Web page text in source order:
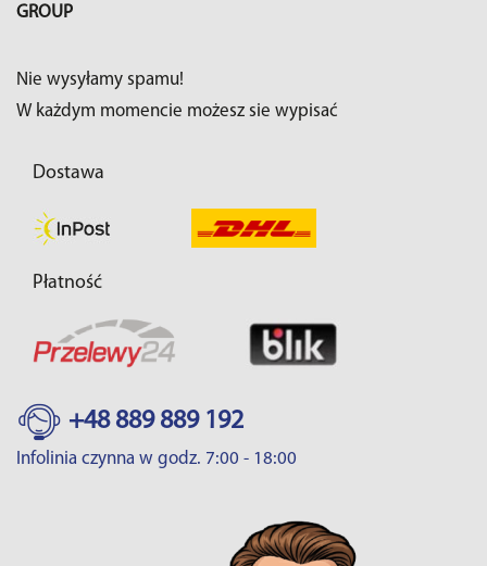
GROUP
Nie wysyłamy spamu!
W każdym momencie możesz sie wypisać
Dostawa
Płatność
+48 889 889 192
Infolinia czynna w godz. 7:00 - 18:00